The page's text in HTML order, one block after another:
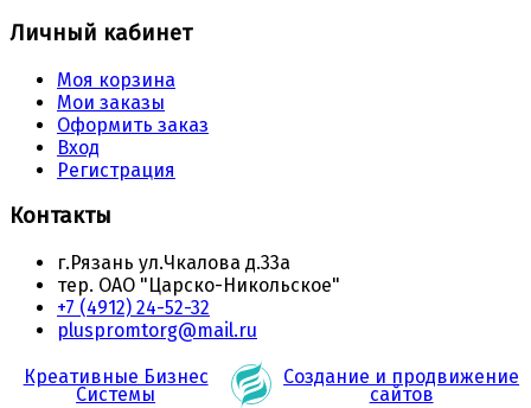
Личный кабинет
Моя корзина
Мои заказы
Оформить заказ
Вход
Регистрация
Контакты
г.Рязань ул.Чкалова д.33а
тер. ОАО "Царско-Никольское"
+7 (4912) 24-52-32
pluspromtorg@mail.ru
Креативные Бизнес
Системы
Создание и продвижение
сайтов